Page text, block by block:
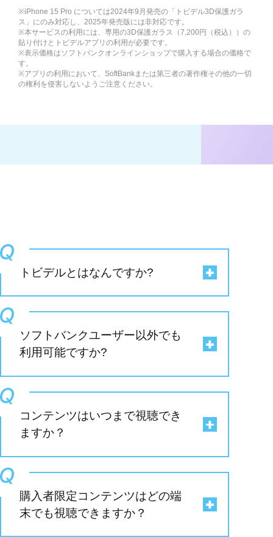
※iPhone 15 Pro については2024年9月発売の「トビデル3D保護ガラ
ス」にのみ対応し、2025年発売版には非対応です。
※本サービスの利用には、専用の3D保護ガラス（7,200円（税込））の
貼り付けとトビデルアプリの利用が必要です。
※表示価格はソフトバンクオンラインショップで購入する場合の価格で
す。
※アプリの利用において、SoftBankまたは第三者の著作権その他の一切
の権利を侵害しないようご注意ください。
トビデルとはなんですか?
ソフトバンクユーザー以外でも
利用可能ですか?
コンテンツはいつまで視聴でき
ますか？
購入者限定コンテンツはどの端
末でも視聴できますか？